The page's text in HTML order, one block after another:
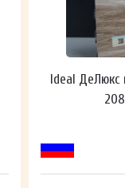
Ideal ДеЛюкс